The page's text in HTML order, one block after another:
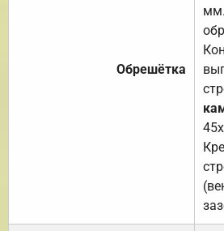
Обрешётка